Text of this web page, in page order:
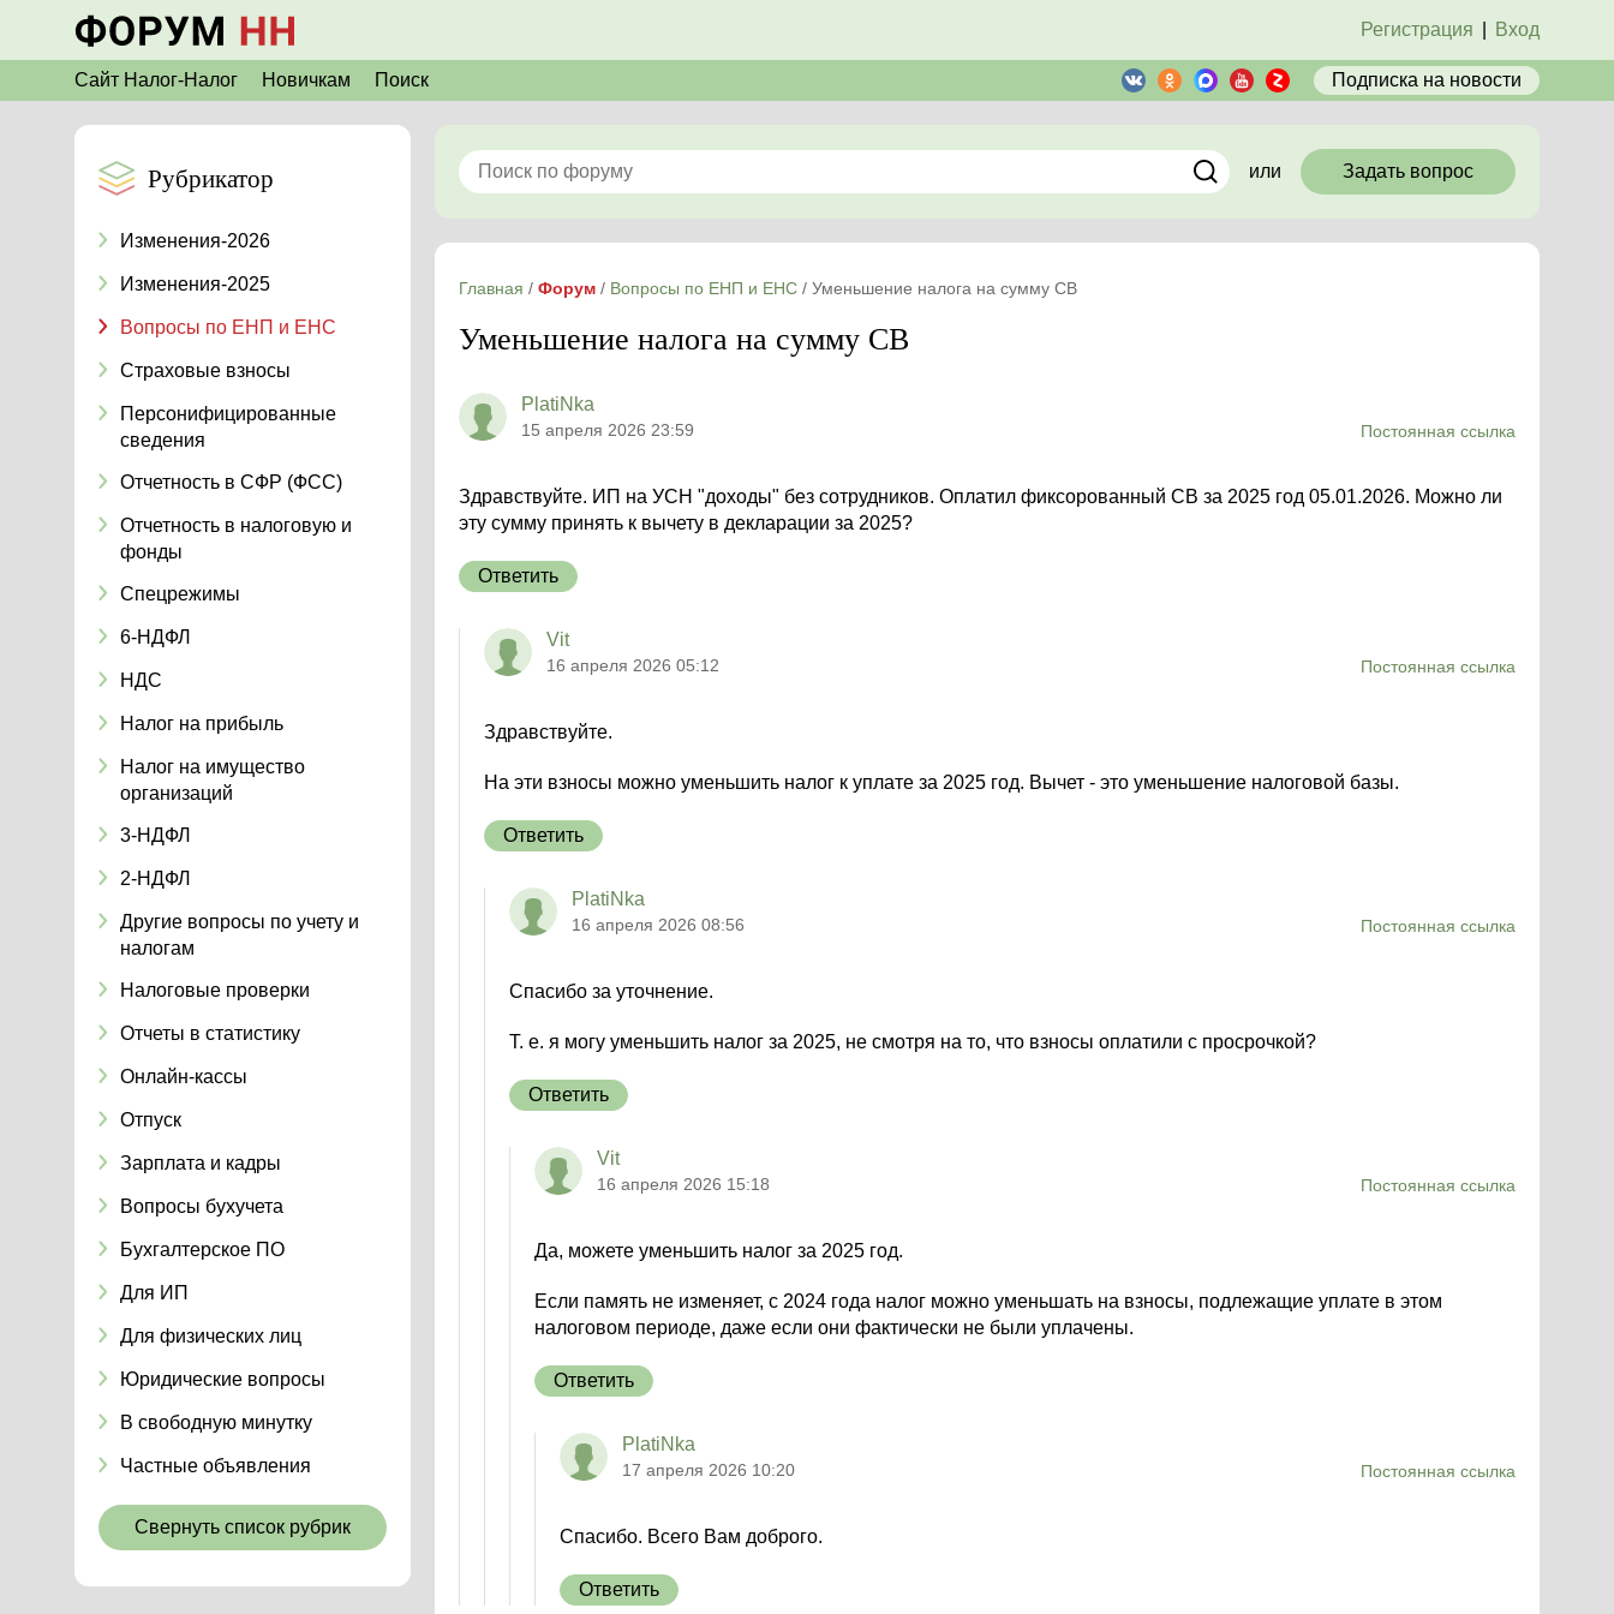
Регистрация Вход
Сайт Налог-Налог Новичкам Поиск Подписка на новости
Рубрикатор
Изменения-2026
Изменения-2025
Вопросы по ЕНП и ЕНС
Страховые взносы
Персонифицированные
сведения
Отчетность в СФР (ФСС)
Отчетность в налоговую и
фонды
Спецрежимы
6-НДФЛ
НДС
Налог на прибыль
Налог на имущество
организаций
3-НДФЛ
2-НДФЛ
Другие вопросы по учету и
налогам
Налоговые проверки
Отчеты в статистику
Онлайн-кассы
Отпуск
Зарплата и кадры
Вопросы бухучета
Бухгалтерское ПО
Для ИП
Для физических лиц
Юридические вопросы
В свободную минутку
Частные объявления
Свернуть список рубрик
или Задать вопрос
Главная / Форум / Вопросы по ЕНП и ЕНС / Уменьшение налога на сумму СВ
Уменьшение налога на сумму СВ
PlatiNka
15 апреля 2026 23:59 Постоянная ссылка
Здравствуйте. ИП на УСН "доходы" без сотрудников. Оплатил фиксорованный СВ за 2025 год 05.01.2026. Можно ли
эту сумму принять к вычету в декларации за 2025?
Ответить
Vit
16 апреля 2026 05:12 Постоянная ссылка
Здравствуйте.
На эти взносы можно уменьшить налог к уплате за 2025 год. Вычет - это уменьшение налоговой базы.
Ответить
PlatiNka
16 апреля 2026 08:56 Постоянная ссылка
Спасибо за уточнение.
Т. е. я могу уменьшить налог за 2025, не смотря на то, что взносы оплатили с просрочкой?
Ответить
Vit
16 апреля 2026 15:18 Постоянная ссылка
Да, можете уменьшить налог за 2025 год.
Если память не изменяет, с 2024 года налог можно уменьшать на взносы, подлежащие уплате в этом
налоговом периоде, даже если они фактически не были уплачены.
Ответить
PlatiNka
17 апреля 2026 10:20 Постоянная ссылка
Спасибо. Всего Вам доброго.
Ответить